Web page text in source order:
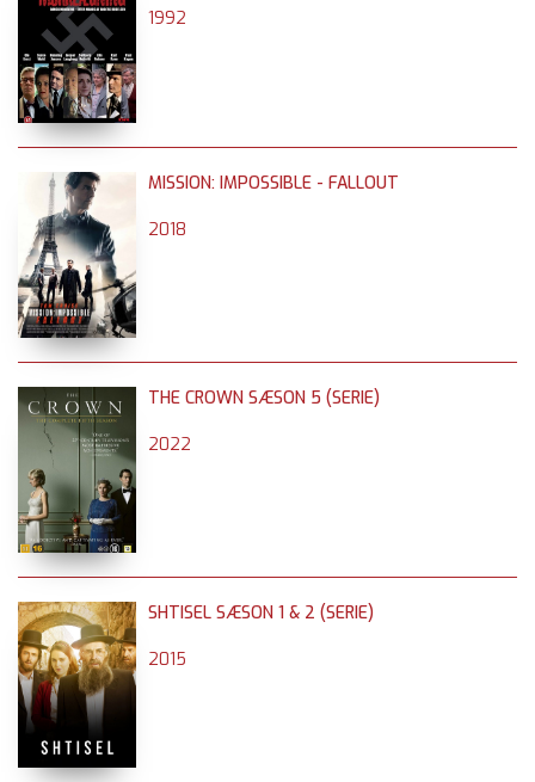
1992
MISSION: IMPOSSIBLE - FALLOUT
2018
THE CROWN SÆSON 5 (SERIE)
2022
SHTISEL SÆSON 1 & 2 (SERIE)
2015